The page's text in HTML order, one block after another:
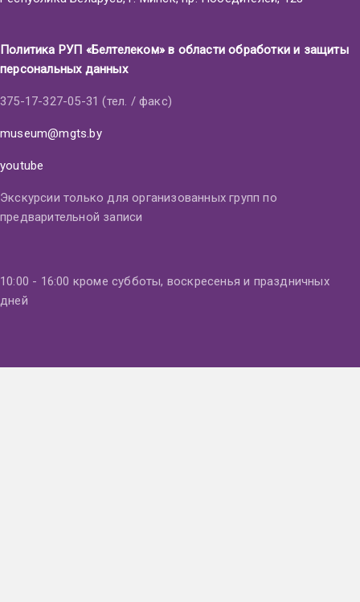
Политика РУП «Белтелеком» в области обработки и защиты
персональных данных
375-17-327-05-31 (тел. / факс)
museum@mgts.by
youtube
Экскурсии только для организованных групп по
предварительной записи
10:00 - 16:00 кроме субботы, воскресенья и праздничных
дней